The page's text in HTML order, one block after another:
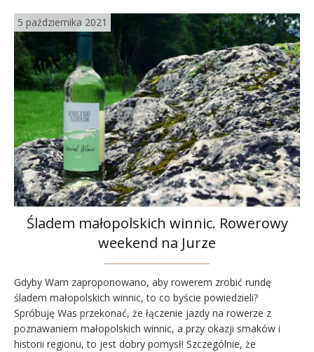
5 października 2021
Śladem małopolskich winnic. Rowerowy
weekend na Jurze
Gdyby Wam zaproponowano, aby rowerem zrobić rundę
śladem małopolskich winnic, to co byście powiedzieli?
Spróbuję Was przekonać, że łączenie jazdy na rowerze z
poznawaniem małopolskich winnic, a przy okazji smaków i
historii regionu, to jest dobry pomysł! Szczególnie, że